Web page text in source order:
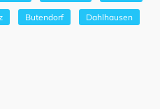
Butendorf Dahlhausen